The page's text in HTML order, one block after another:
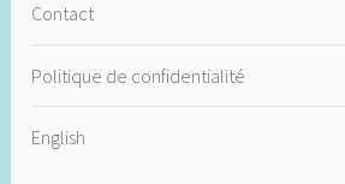
Contact
Politique de confidentialité
English